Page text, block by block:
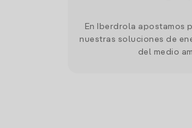
En Iberdrola apostamos
nuestras soluciones de
del medio